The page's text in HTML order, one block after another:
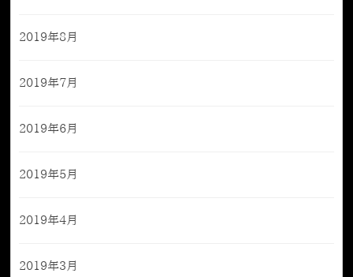
2019年8月
2019年7月
2019年6月
2019年5月
2019年4月
2019年3月